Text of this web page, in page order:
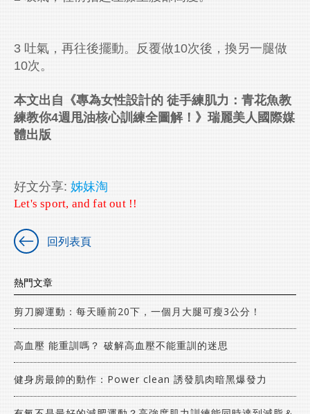
3 吐氣，再往後擺動。反覆做10次後，換另一腿做
10次。
本文出自《專為女性設計的 徒手練肌力：青花魚教
練教你4週甩油核心訓練全圖解！》瑞麗美人國際媒
體出版
好文分享: 姊妹淘
Let's sport, and fat out !!
回列表頁
熱門文章
剪刀腳運動：每天睡前20下，一個月大腿可瘦3公分！
高血壓 能重訓嗎？ 破解高血壓不能重訓的迷思
健身房最帥的動作：Power clean 誘發肌肉暗黑爆發力